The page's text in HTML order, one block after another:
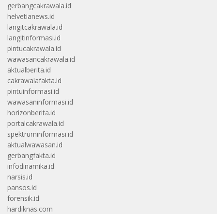
gerbangcakrawala.id
helvetianews.id
langitcakrawala.id
langitinformasi.id
pintucakrawala.id
wawasancakrawala.id
aktualberita.id
cakrawalafakta.id
pintuinformasi.id
wawasaninformasi.id
horizonberita.id
portalcakrawala.id
spektruminformasi.id
aktualwawasan.id
gerbangfakta.id
infodinamika.id
narsis.id
pansos.id
forensik.id
hardiknas.com